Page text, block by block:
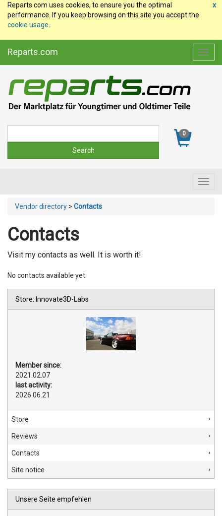
x
Reparts.com uses cookies, to ensure you the optimal
performance. If you keep browsing on this site you accept the
cookie usage
Reparts.com
0
Vendor directory > Contacts
Contacts
Visit my contacts as well. It is worth it!
No contacts available yet.
Store: Innovate3D-Labs
Member since:
2021.02.07
last activity:
2026.06.21
Store
Reviews
Contacts
Site notice
Unsere Seite empfehlen